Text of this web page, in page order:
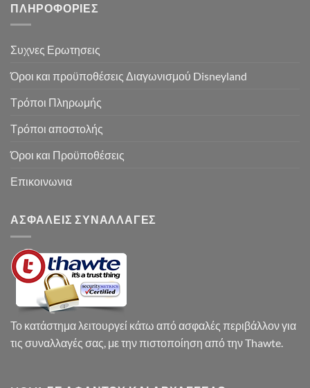
ΠΛΗΡΟΦΟΡΙΕΣ
Συχνες Ερωτησεις
Όροι και προϋποθέσεις Διαγωνισμού Disneyland
Τρόποι Πληρωμής
Τρόποι αποστολής
Όροι και Προϋποθέσεις
Επικοινωνια
ΑΣΦΑΛΕΙΣ ΣΥΝΑΛΛΑΓΕΣ
Το κατάστημα λειτουργεί κάτω από ασφαλές περιβάλλον για
τις συναλλαγές σας, με την πιστοποίηση από την Thawte.